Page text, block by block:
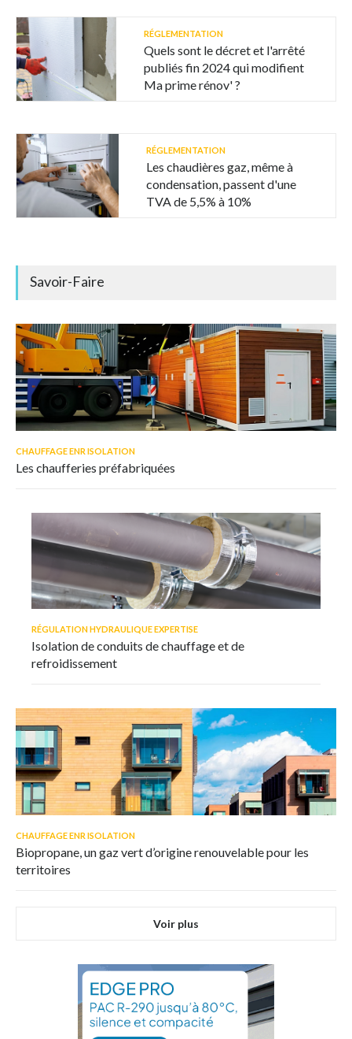
RÉGLEMENTATION
Quels sont le décret et l'arrêté
publiés fin 2024 qui modifient
Ma prime rénov' ?
RÉGLEMENTATION
Les chaudières gaz, même à
condensation, passent d'une
TVA de 5,5% à 10%
Savoir-Faire
CHAUFFAGE ENR ISOLATION
Les chaufferies préfabriquées
RÉGULATION HYDRAULIQUE EXPERTISE
Isolation de conduits de chauffage et de
refroidissement
CHAUFFAGE ENR ISOLATION
Biopropane, un gaz vert d’origine renouvelable pour les
territoires
Voir plus